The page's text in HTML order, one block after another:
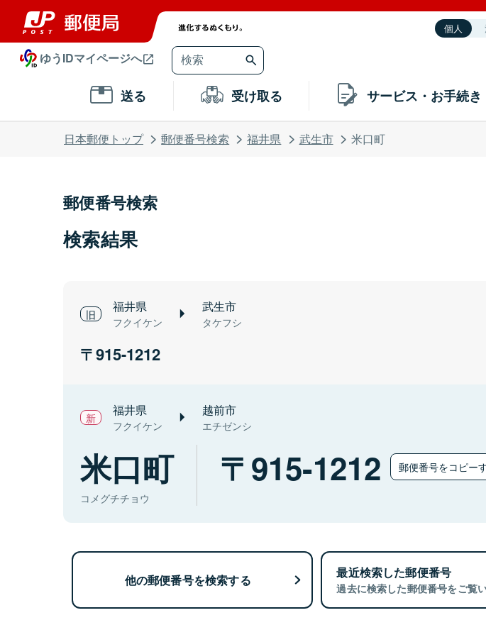
個人
ゆうIDマイページへ
送る 受け取る サービス・お手続き
日本郵便トップ 郵便番号検索 福井県 武生市 米口町
郵便番号検索
検索結果
福井県
フクイケン
武生市
タケフシ
915-1212
福井県
フクイケン
越前市
エチゼンシ
米口町
コメグチチョウ
915-1212 郵便番号をコピー
他の郵便番号を検索する 最近検索した郵便番号
過去に検索した郵便番号をご覧